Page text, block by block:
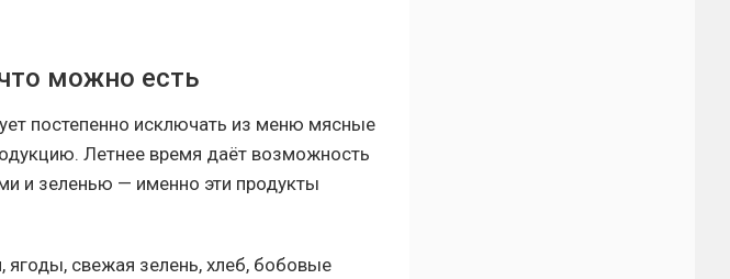
можно есть
постепенно исключать из меню мясные
Летнее время даёт возможность
и зеленью — именно эти продукты
свежая зелень, хлеб, бобовые